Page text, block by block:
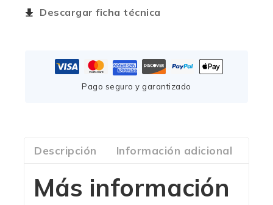
Descargar ficha técnica
Pago seguro y garantizado
Descripción Información adicional
Más información